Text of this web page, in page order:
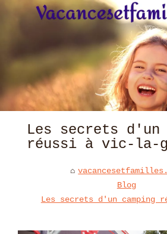
Les secrets d'un
réussi à vic-la-
Blog
Les secrets d'un camping